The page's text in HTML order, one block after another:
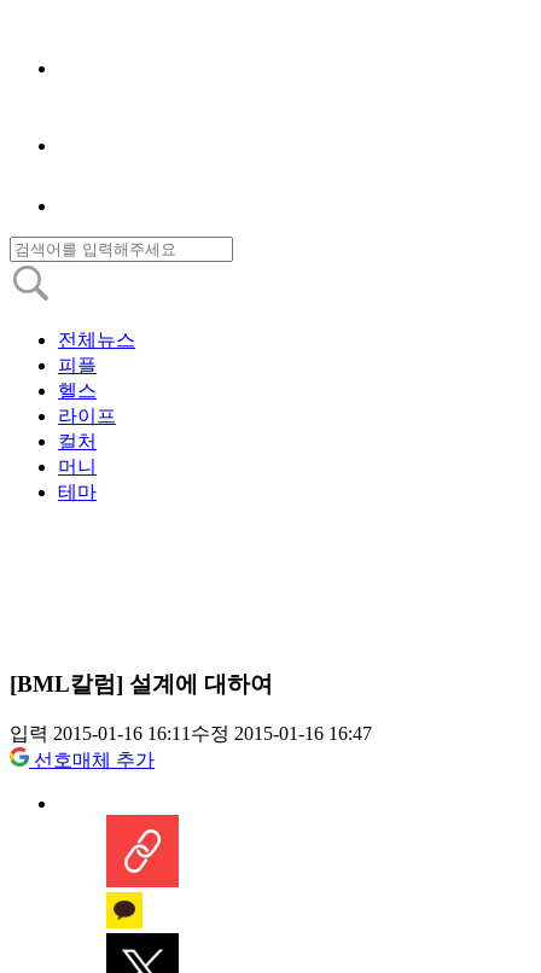
전체뉴스
피플
헬스
라이프
컬처
머니
테마
[BML칼럼] 설계에 대하여
입력 2015-01-16 16:11수정 2015-01-16 16:47
선호매체 추가